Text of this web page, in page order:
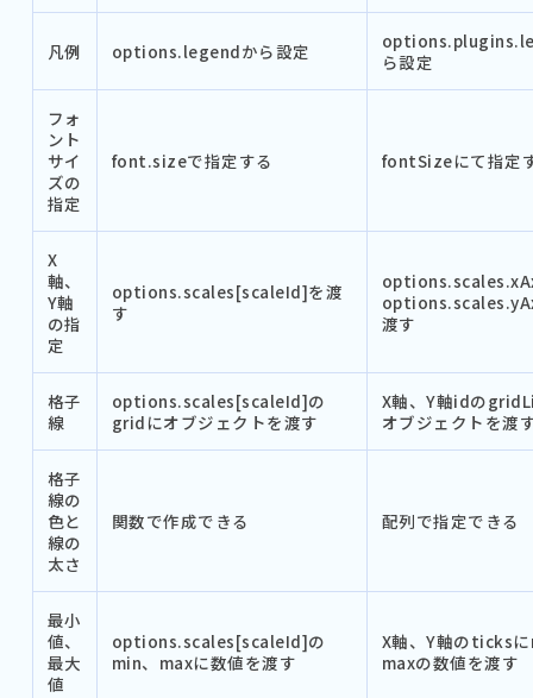
凡例 options.legendから設定
ら設定
フォ
ント
サイ
ズの
指定
font.sizeで指定する fontSizeにて指定
X
軸、
Y軸
の指
定
options.scales[scaleId]を渡
す
渡す
格子
線
options.scales[scaleId]の
gridにオブジェクトを渡す
X軸、Y軸idの
オブジェクトを渡
格子
線の
色と
線の
太さ
関数で作成できる 配列で指定できる
最小
値、
最大
値
options.scales[scaleId]の
min、maxに数値を渡す
X軸、Y軸のticks
maxの数値を渡す